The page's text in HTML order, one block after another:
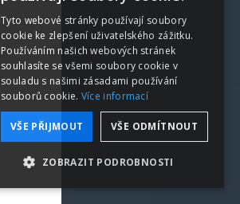
Tyto webové stránky používají soubory
cookie ke zlepšení uživatelského zážitku.
Používáním našich webových stránek
souhlasíte se všemi soubory cookie v
souladu s našimi zásadami používání
souborů cookie. Více informací
VŠE PŘIJMOUT VŠE ODMÍTNOUT
ZOBRAZIT PODROBNOSTI
NEZBYTNĚ NUTNÉ SOUBORY